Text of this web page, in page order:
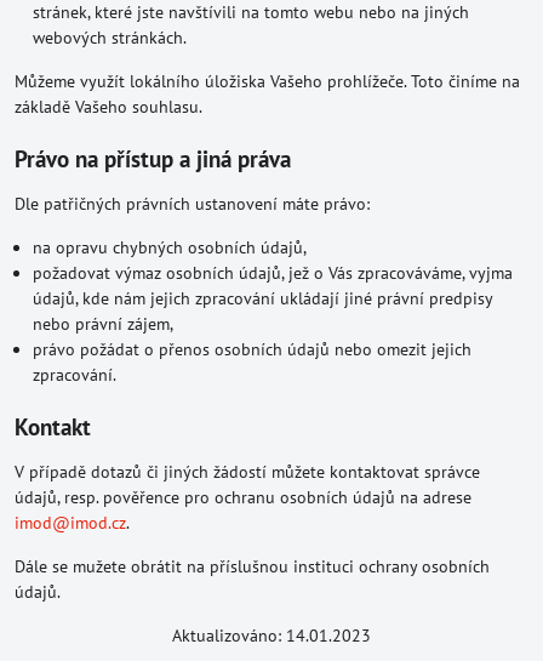
stránek, které jste navštívili na tomto webu nebo na jiných
webových stránkách.
Můžeme využít lokálního úložiska Vašeho prohlížeče. Toto činíme na
základě Vašeho souhlasu.
Právo na přístup a jiná práva
Dle patřičných právních ustanovení máte právo:
na opravu chybných osobních údajů,
požadovat výmaz osobních údajů, jež o Vás zpracováváme, vyjma
údajů, kde nám jejich zpracování ukládají jiné právní predpisy
nebo právní zájem,
právo požádat o přenos osobních údajů nebo omezit jejich
zpracování.
Kontakt
V případě dotazů či jiných žádostí můžete kontaktovat správce
údajů, resp. pověřence pro ochranu osobních údajů na adrese
imod@imod.cz.
Dále se mužete obrátit na příslušnou instituci ochrany osobních
údajů.
Aktualizováno: 14.01.2023